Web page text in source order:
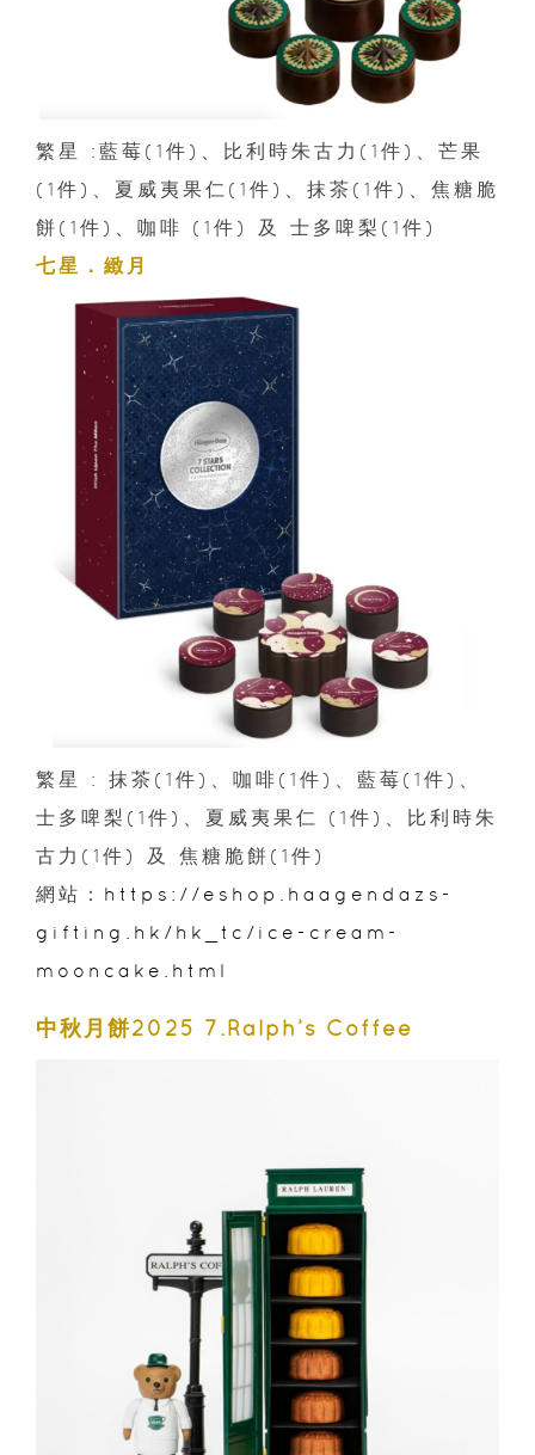
繁星 :藍莓(1件)、比利時朱古力(1件)、芒果
(1件)、夏威夷果仁(1件)、抹茶(1件)、焦糖脆
餅(1件)、咖啡 (1件) 及 士多啤梨(1件)
七星．緻月
繁星 : 抹茶(1件)、咖啡(1件)、藍莓(1件)、
士多啤梨(1件)、夏威夷果仁 (1件)、比利時朱
古力(1件) 及 焦糖脆餅(1件)
網站： https://eshop.haagendazs-
gifting.hk/hk_tc/ice-cream-
mooncake.html
中秋月餅2025 7.Ralph’s Coffee